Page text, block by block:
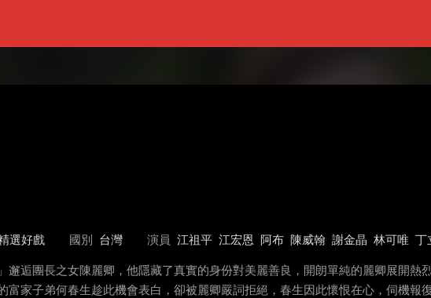
選好戲 國別 台灣 演員 江祖平 江宏恩 阿布 陳威翰 謝金晶 林可唯 丁
逅團長之女陳麗卿，他隱藏了真實的身份對美麗善良，開朗單純的麗卿展開熱
家子弟何春生趁此機會表白，卻被麗卿嚴詞拒絕，春生因此懷恨在心，伺機報